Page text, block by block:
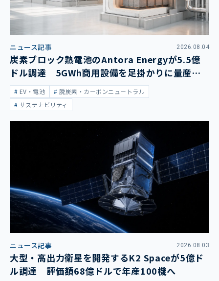
ニュース記事 2026.08.04
炭素ブロック熱電池のAntora Energyが5.5億
ドル調達 5GWh商用設備を足掛かりに量産拡
大EV・電池
脱炭素・カーボンニュートラル
サステナビリティ
ニュース記事 2026.08.03
大型・高出力衛星を開発するK2 Spaceが5億ド
ル調達 評価額68億ドルで年産100機へ